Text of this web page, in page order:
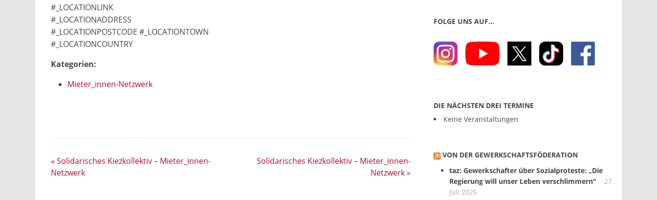
#_LOCATIONLINK
#_LOCATIONADDRESS
#_LOCATIONPOSTCODE #_LOCATIONTOWN
#_LOCATIONCOUNTRY
Kategorien:
Mieter_innen-Netzwerk
« Solidarisches Kiezkollektiv – Mieter_innen-
Netzwerk
Solidarisches Kiezkollektiv – Mieter_innen-
Netzwerk»
FOLGE UNS AUF…
DIE NÄCHSTEN DREI TERMINE
Keine Veranstaltungen
VON DER GEWERKSCHAFTS­FÖDERATION
taz: Gewerkschafter über Sozialproteste: „Die
Regierung will unser Leben verschlimmern"
27.
Juli 2026